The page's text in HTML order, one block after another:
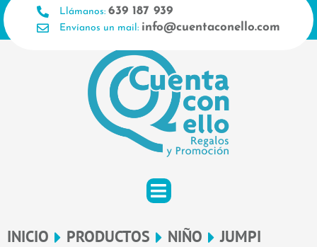
Ir
al
contenido
Llámanos: 639 187 939
Envíanos un mail: info@cuentaconello.com
INICIO PRODUCTOS NIÑO JUMPI